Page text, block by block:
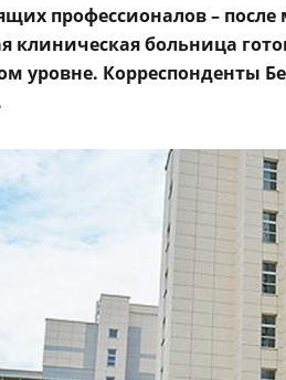
профессионалов –
клиническая больница
уровне. Корреспонденты